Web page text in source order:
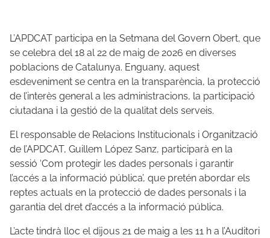
L’APDCAT participa en la Setmana del Govern Obert, que
se celebra del 18 al 22 de maig de 2026 en diverses
poblacions de Catalunya. Enguany, aquest
esdeveniment se centra en la transparència, la protecció
de l’interès general a les administracions, la participació
ciutadana i la gestió de la qualitat dels serveis.
El responsable de Relacions Institucionals i Organització
de l’APDCAT, Guillem López Sanz, participarà en la
sessió ‘Com protegir les dades personals i garantir
l’accés a la informació pública’, que pretén abordar els
reptes actuals en la protecció de dades personals i la
garantia del dret d’accés a la informació pública.
L’acte tindrà lloc el dijous 21 de maig a les 11 h a l’Auditori